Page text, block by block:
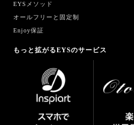
EYSメソッド
オールフリーと固定制
Enjoy保証
もっと拡がるEYSのサービス